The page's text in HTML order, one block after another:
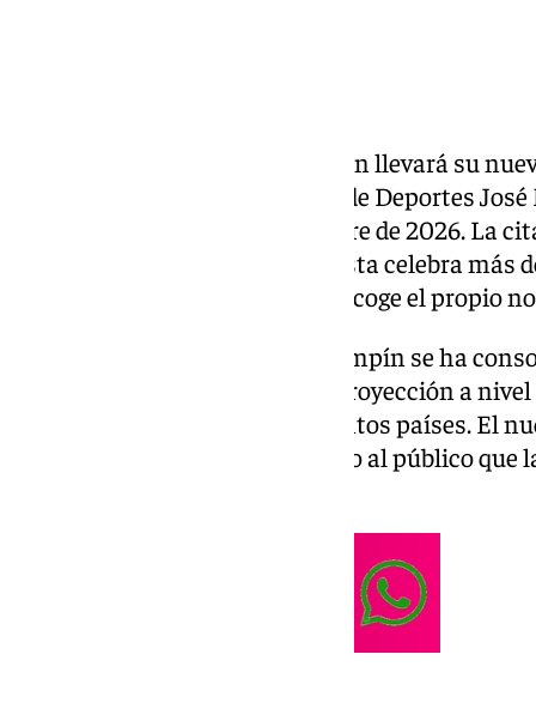
La cantante infantil Luli Pampín llevará su
Gracias World Tour›, al Palacio de Deportes
Málaga el viernes 18 de diciembre de 2026. La
internacional con la que la artista celebra más
junto a su público, tal y como recoge el propio
A lo largo de estos años, Luli Pampín se ha
infantiles solistas con mayor proyección a
seguidores repartidos por distintos países. El
forma de agradecer ese recorrido al público